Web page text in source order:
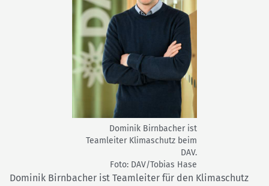
Dominik Birnbacher ist
Teamleiter Klimaschutz beim
DAV.
Foto: DAV/Tobias Hase
Dominik Birnbacher ist Teamleiter für den Klimaschutz